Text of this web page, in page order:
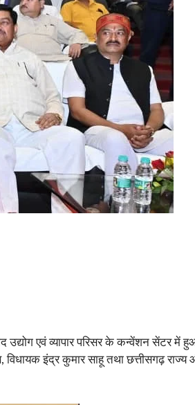
उद्योग एवं व्यापार परिसर के कन्वेंशन सेंटर में
इंद्र कुमार साहू तथा छत्तीसगढ़ राज्य